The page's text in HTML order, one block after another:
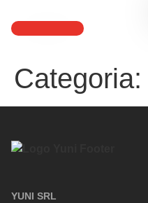
Categoria:
YUNI SRL